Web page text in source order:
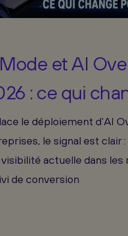
et AI
: ce qui
le déploiement d’AI
le signal est
actuelle dans
de conversion